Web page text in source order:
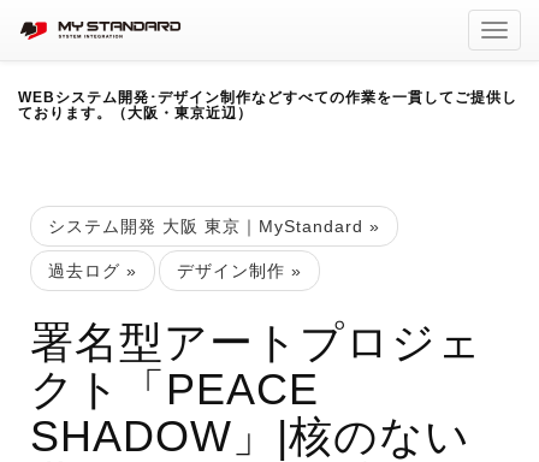
WEBシステム開発･デザイン制作などすべての作業を一貫してご提供し
ております。（大阪・東京近辺）
システム開発 大阪 東京｜MyStandard »
過去ログ » デザイン制作 »
署名型アートプロジェ
クト「PEACE
SHADOW」|核のない